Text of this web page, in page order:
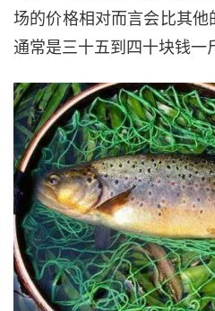
场的价格相对而言会比其他
通常是三十五到四十块钱一